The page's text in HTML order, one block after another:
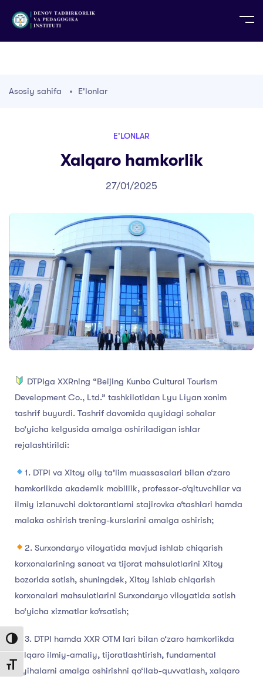
Toggle High Contrast
Toggle Font size
TG TR
Asosiy sahifa E'lonlar
E'LONLAR
Xalqaro hamkorlik
27/01/2025
DTPIga XXRning “Beijing Kunbo Cultural Tourism
Development Co., Ltd.” tashkilotidan Lyu Liyan xonim
tashrif buyurdi. Tashrif davomida quyidagi sohalar
bo‘yicha kelgusida amalga oshiriladigan ishlar
rejalashtirildi:
1. DTPI va Xitoy oliy ta’lim muassasalari bilan o‘zaro
hamkorlikda akademik mobillik, professor-o‘qituvchilar va
ilmiy izlanuvchi doktorantlarni stajirovka o‘tashlari hamda
malaka oshirish trening-kurslarini amalga oshirish;
2. Surxondaryo viloyatida mavjud ishlab chiqarish
korxonalarining sanoat va tijorat mahsulotlarini Xitoy
bozorida sotish, shuningdek, Xitoy ishlab chiqarish
korxonalari mahsulotlarini Surxondaryo viloyatida sotish
bo‘yicha xizmatlar ko‘rsatish;
3. DTPI hamda XXR OTM lari bilan o‘zaro hamkorlikda
xalqaro ilmiy-amaliy, tijoratlashtirish, fundamental
loyihalarni amalga oshirishni qo‘llab-quvvatlash, xalqaro